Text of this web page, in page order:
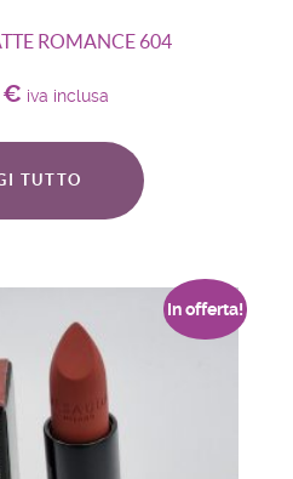
ROMANCE 604
€ iva inclusa
TUTTO
In offerta!